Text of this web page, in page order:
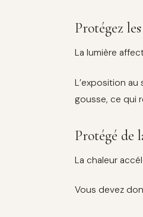
Protégez
La lumière
L’exposition
gousse, ce qui
Protégé de
La chaleur
Vous devez